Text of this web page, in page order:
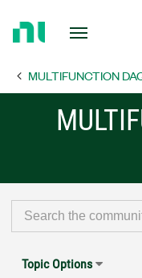
Page MULTIFUNCTION
Topic Options